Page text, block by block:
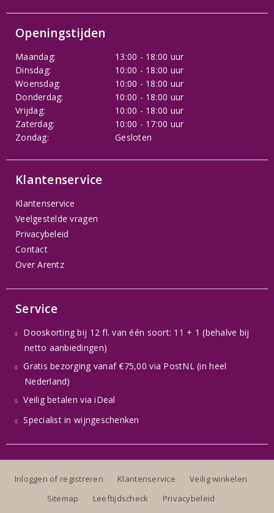
Openingstijden
Maandag:
13:00 - 18:00 uur
Dinsdag:
10:00 - 18:00 uur
Woensdag:
10:00 - 18:00 uur
Donderdag:
10:00 - 18:00 uur
Vrijdag:
10:00 - 18:00 uur
Zaterdag:
10:00 - 17:00 uur
Zondag:
Gesloten
Klantenservice
Klantenservice
Veelgestelde vragen
Privacybeleid
Contact
Over Arentz
Service
Dooskorting bij 12 fl. van één soort: 11 + 1 (behalve bij
netto aanbiedingen)
Gratis bezorging vanaf €75,00 via PostNL (in heel
Nederland)
Veilig betalen via iDeal
Specialist in wijngeschenken
Inloggen of registreren Klantenservice
Veilig winkelen
Sitemap
Leeftijdscheck Privacybeleid